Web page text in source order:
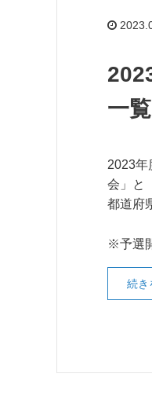
一覧
2023年
会」と
都道府
※予選
続き